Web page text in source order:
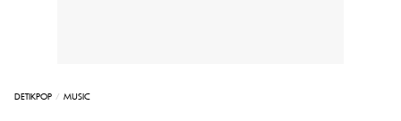
DETIKPOP MUSIC